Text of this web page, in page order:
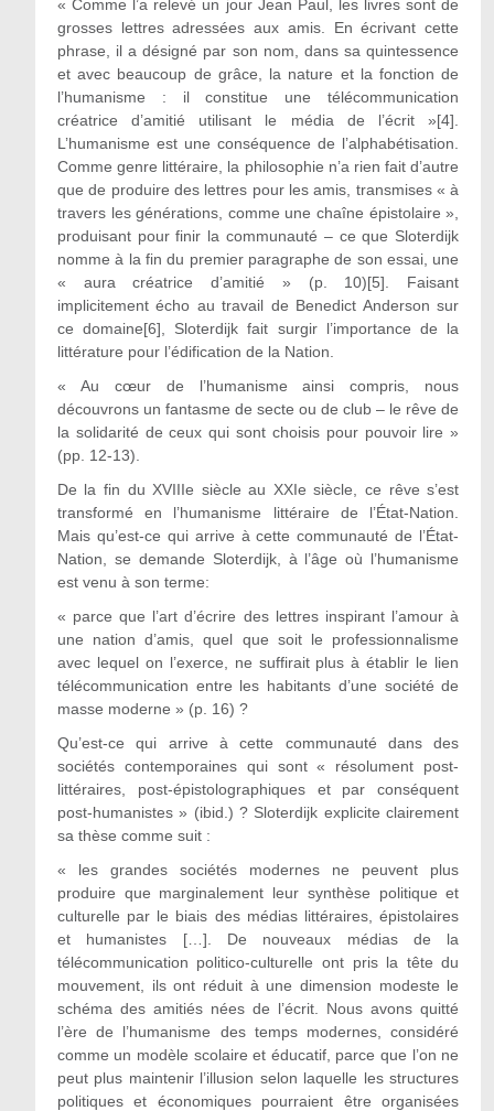
« Comme l’a relevé un jour Jean Paul, les livres sont de
grosses lettres adressées aux amis. En écrivant cette
phrase, il a désigné par son nom, dans sa quintessence
et avec beaucoup de grâce, la nature et la fonction de
l’humanisme : il constitue une télécommunication
créatrice d’amitié utilisant le média de l’écrit »[4].
L’humanisme est une conséquence de l’alphabétisation.
Comme genre littéraire, la philosophie n’a rien fait d’autre
que de produire des lettres pour les amis, transmises « à
travers les générations, comme une chaîne épistolaire »,
produisant pour finir la communauté – ce que Sloterdijk
nomme à la fin du premier paragraphe de son essai, une
« aura créatrice d’amitié » (p. 10)[5]. Faisant
implicitement écho au travail de Benedict Anderson sur
ce domaine[6], Sloterdijk fait surgir l’importance de la
littérature pour l’édification de la Nation.
« Au cœur de l’humanisme ainsi compris, nous
découvrons un fantasme de secte ou de club – le rêve de
la solidarité de ceux qui sont choisis pour pouvoir lire »
(pp. 12-13).
De la fin du XVIIIe siècle au XXIe siècle, ce rêve s’est
transformé en l’humanisme littéraire de l’État-Nation.
Mais qu’est-ce qui arrive à cette communauté de l’État-
Nation, se demande Sloterdijk, à l’âge où l’humanisme
est venu à son terme:
« parce que l’art d’écrire des lettres inspirant l’amour à
une nation d’amis, quel que soit le professionnalisme
avec lequel on l’exerce, ne suffirait plus à établir le lien
télécommunication entre les habitants d’une société de
masse moderne » (p. 16) ?
Qu’est-ce qui arrive à cette communauté dans des
sociétés contemporaines qui sont « résolument post-
littéraires, post-épistolographiques et par conséquent
post-humanistes » (ibid.) ? Sloterdijk explicite clairement
sa thèse comme suit :
« les grandes sociétés modernes ne peuvent plus
produire que marginalement leur synthèse politique et
culturelle par le biais des médias littéraires, épistolaires
et humanistes […]. De nouveaux médias de la
télécommunication politico-culturelle ont pris la tête du
mouvement, ils ont réduit à une dimension modeste le
schéma des amitiés nées de l’écrit. Nous avons quitté
l’ère de l’humanisme des temps modernes, considéré
comme un modèle scolaire et éducatif, parce que l’on ne
peut plus maintenir l’illusion selon laquelle les structures
politiques et économiques pourraient être organisées